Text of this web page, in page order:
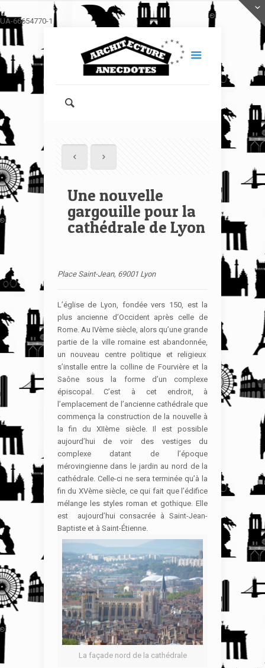
UA-66654770-1
Une nouvelle
gargouille pour la
cathédrale de Lyon
Place Saint-Jean, 69001 Lyon
L’église de Lyon, fondée vers 150, est la
plus ancienne d’Occident après celle de
Rome. Au IVème siècle, alors qu’une grande
partie de la ville romaine est abandonnée,
un nouveau centre politique et religieux
s’installe entre la colline de Fourvière et la
Saône sous la forme d’un complexe
épiscopal. C’est à cet endroit, à
l’emplacement de l’ancienne cathédrale que
commença la construction de la nouvelle à
la fin du XIIème siècle. Il est possible
aujourd’hui de voir des vestiges du
complexe datant de l’époque
mérovingienne dans le jardin au nord de la
cathédrale. Celle-ci ne sera terminée qu’à la
fin du XVème siècle, ce qui fait que l’édifice
mélange les styles roman et gothique. Elle
est aujourd’hui consacrée à Saint-Jean-
Baptiste et à Saint-Étienne.
La façade nord de la cathédrale